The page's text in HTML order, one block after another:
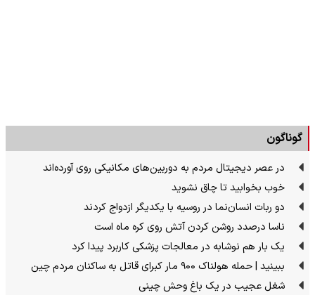
گوناگون
در عصر دیجیتال مردم به دوربین‌های مکانیکی روی آورده‌اند
خوب بخوابید تا چاق نشوید
دو ربات انسان‌نما در روسیه با یکدیگر ازدواج کردند
ناسا درصدد روشن کردن آتش روی کره ماه است
یک بار هم نوشابه در معالجات پزشکی کاربرد پیدا کرد
ببینید | حمله هولناک ۹۰۰ مار کبرای قاتل به ساکنان مردم چین
شغل عجیب در یک باغ وحش چینی